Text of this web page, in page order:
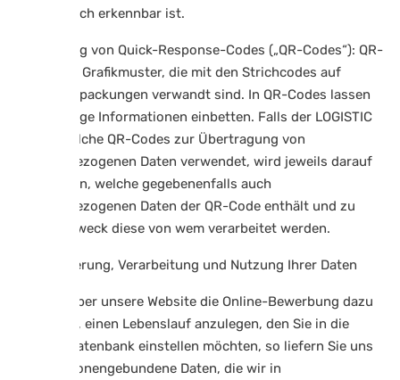
offensichtlich erkennbar ist.
Verwendung von Quick-Response-Codes („QR-Codes“): QR-
Codes sind Grafikmuster, die mit den Strichcodes auf
Produktverpackungen verwandt sind. In QR-Codes lassen
sich beliebige Informationen einbetten. Falls der LOGISTIC
PEOPLE solche QR-Codes zur Übertragung von
personenbezogenen Daten verwendet, wird jeweils darauf
hingewiesen, welche gegebenenfalls auch
personenbezogenen Daten der QR-Code enthält und zu
welchem Zweck diese von wem verarbeitet werden.
4.4 Speicherung, Verarbeitung und Nutzung Ihrer Daten
Wenn Sie über unsere Website die Online-Bewerbung dazu
verwenden, einen Lebenslauf anzulegen, den Sie in die
Bewerberdatenbank einstellen möchten, so liefern Sie uns
damit personengebundene Daten, die wir in